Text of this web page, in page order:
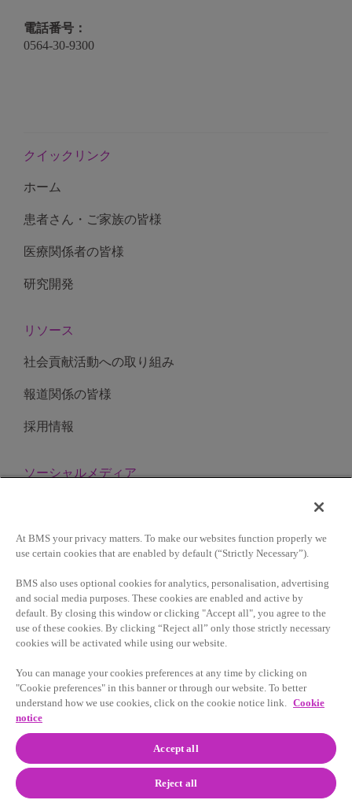
電話番号：
0564-30-9300
クイックリンク
ホーム
患者さん・ご家族の皆様
医療関係者の皆様
研究開発
リソース
社会貢献活動への取り組み
報道関係の皆様
採用情報
ソーシャルメディア
サイト利用条件
プライバシーポリシー
クッキー設定
ソーシャルメディアポリシー
お問い合わせ
サイトマップ
© 2026 Bristol-Myers Squibb Company
At BMS your privacy matters. To make our websites function properly we
use certain cookies that are enabled by default (“Strictly Necessary”).
BMS also uses optional cookies for analytics, personalisation, advertising
and social media purposes. These cookies are enabled and active by
default. By closing this window or clicking "Accept all", you agree to the
use of these cookies. By clicking “Reject all” only those strictly necessary
cookies will be activated while using our website.
You can manage your cookies preferences at any time by clicking on
"Cookie preferences" in this banner or through our website. To better
understand how we use cookies, click on the cookie notice link. Cookie
notice
Accept all
Reject all